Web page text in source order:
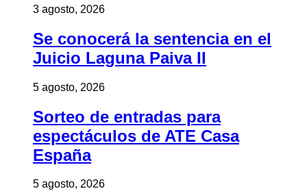
3 agosto, 2026
Se conocerá la sentencia en el
Juicio Laguna Paiva II
5 agosto, 2026
Sorteo de entradas para
espectáculos de ATE Casa
España
5 agosto, 2026